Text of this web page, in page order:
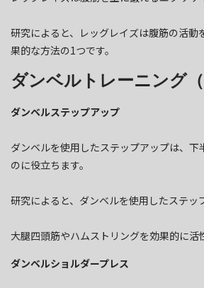
研究によると、レッグレイズは腹筋の活動
果的な方法の1つです。
ダンベルトレーニング（
ダンベルステップアップ
ダンベルを使用したステップアップは、下
のに役立ちます。
研究によると、ダンベルを使用したステッ
大腿四頭筋やハムストリングを効果的に活
ダンベルショルダープレス